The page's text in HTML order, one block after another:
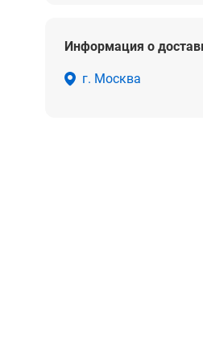
Информация о
г. Москва